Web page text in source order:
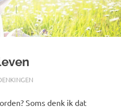
Soms denk ik dat